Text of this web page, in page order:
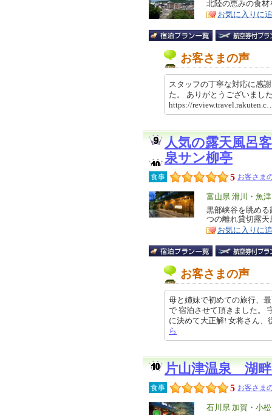
リ
ア
特
徴
北陸の恵みの食
お気に入りに
お客さまの声
スタッフの丁寧な対応に感
た。 ありがとうございま
https://
人気の露天風呂
泉サン柳亭
食事 5 お客さま
エ
リ
ア
富山県 滑川・魚
特
徴
黒部峡谷を眺め
つの離れ貸切露
お気に入りに
お客さまの声
母と姉妹で初めての旅行、
で 宿泊させて頂きました。
に決めて大正解! 女将さん
ら
片山津温泉 湖
食事 5 お客さま
エ
石川県 加賀・小